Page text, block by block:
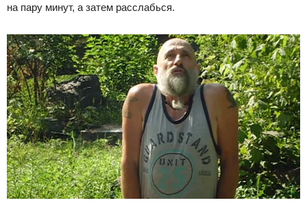
на пару минут, а затем расслабься.